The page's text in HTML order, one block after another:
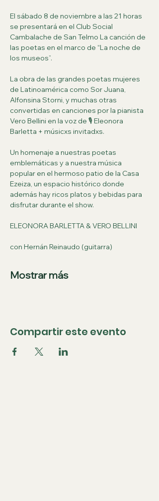
El sábado 8 de noviembre a las 21 horas
se presentará en el Club Social
Cambalache de San Telmo La canción de
las poetas en el marco de “La noche de
los museos”.
La obra de las grandes poetas mujeres
de Latinoamérica como Sor Juana,
Alfonsina Storni, y muchas otras
convertidas en canciones por la pianista
Vero Bellini en la voz de 🎙 Eleonora
Barletta + músicxs invitadxs.
Un homenaje a nuestras poetas
emblemáticas y a nuestra música
popular en el hermoso patio de la Casa
Ezeiza, un espacio histórico donde
además hay ricos platos y bebidas para
disfrutar durante el show.
ELEONORA BARLETTA & VERO BELLINI
con Hernán Reinaudo (guitarra)
Mostrar más
Compartir este evento